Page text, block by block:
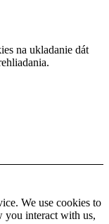
na ukladanie dát
We use cookies to
you interact with us,